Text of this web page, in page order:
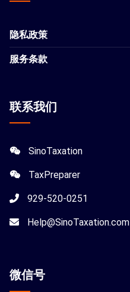
隐私政策
服务条款
联系我们
SinoTaxation
TaxPreparer
929-520-0251
Help@SinoTaxation.com
微信号